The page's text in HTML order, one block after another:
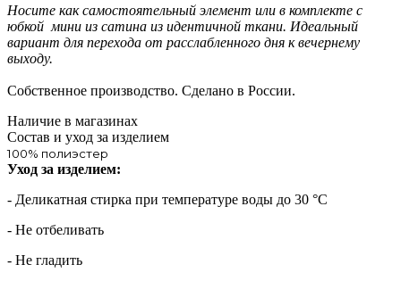
Носите как самостоятельный элемент или в комплекте с
юбкой мини из сатина из идентичной ткани. Идеальный
вариант для перехода от расслабленного дня к вечернему
выходу.
Собственное производство. Сделано в России.
Наличие в магазинах
Состав и уход за изделием
100% полиэстер
Уход за изделием:
- Деликатная стирка при температуре воды до 30 °C
- Не отбеливать
- Не гладить